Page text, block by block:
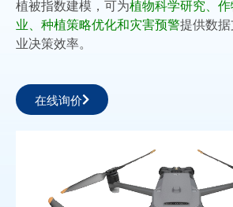
植被指数建模，可为植物科学研究、
业、种植策略优化和灾害预警提供数
业决策效率。
在线询价